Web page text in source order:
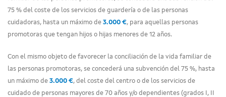
75 % del coste de los servicios de guardería o de las personas
cuidadoras, hasta un máximo de 3.000 €, para aquellas personas
promotoras que tengan hijos o hijas menores de 12 años.
Con el mismo objeto de favorecer la conciliación de la vida familiar de
las personas promotoras, se concederá una subvención del 75 %, hasta
un máximo de 3.000 €, del coste del centro o de los servicios de
cuidado de personas mayores de 70 años y/o dependientes (grados I, II